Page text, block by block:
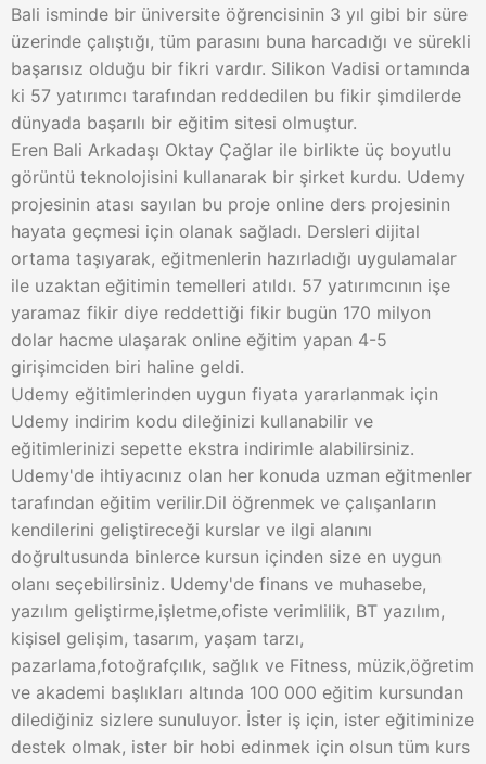
Bali isminde bir üniversite öğrencisinin 3 yıl gibi bir süre
üzerinde çalıştığı, tüm parasını buna harcadığı ve sürekli
başarısız olduğu bir fikri vardır. Silikon Vadisi ortamında
ki 57 yatırımcı tarafından reddedilen bu fikir şimdilerde
dünyada başarılı bir eğitim sitesi olmuştur.
Eren Bali Arkadaşı Oktay Çağlar ile birlikte üç boyutlu
görüntü teknolojisini kullanarak bir şirket kurdu. Udemy
projesinin atası sayılan bu proje online ders projesinin
hayata geçmesi için olanak sağladı. Dersleri dijital
ortama taşıyarak, eğitmenlerin hazırladığı uygulamalar
ile uzaktan eğitimin temelleri atıldı. 57 yatırımcının işe
yaramaz fikir diye reddettiği fikir bugün 170 milyon
dolar hacme ulaşarak online eğitim yapan 4-5
girişimciden biri haline geldi.
Udemy eğitimlerinden uygun fiyata yararlanmak için
Udemy indirim kodu dileğinizi kullanabilir ve
eğitimlerinizi sepette ekstra indirimle alabilirsiniz.
Udemy'de ihtiyacınız olan her konuda uzman eğitmenler
tarafından eğitim verilir.Dil öğrenmek ve çalışanların
kendilerini geliştireceği kurslar ve ilgi alanını
doğrultusunda binlerce kursun içinden size en uygun
olanı seçebilirsiniz. Udemy'de finans ve muhasebe,
yazılım geliştirme,işletme,ofiste verimlilik, BT yazılım,
kişisel gelişim, tasarım, yaşam tarzı,
pazarlama,fotoğrafçılık, sağlık ve Fitness, müzik,öğretim
ve akademi başlıkları altında 100 000 eğitim kursundan
dilediğiniz sizlere sunuluyor. İster iş için, ister eğitiminize
destek olmak, ister bir hobi edinmek için olsun tüm kurs